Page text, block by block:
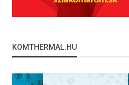
KOMTHERMAL.HU